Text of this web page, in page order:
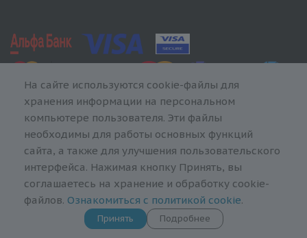
На сайте используются cookie-файлы для
хранения информации на персональном
компьютере пользователя. Эти файлы
необходимы для работы основных функций
сайта, а также для улучшения пользовательского
интерфейса. Нажимая кнопку Принять, вы
соглашаетесь на хранение и обработку cookie-
файлов. Ознакомиться с политикой cookie.
Принять Подробнее